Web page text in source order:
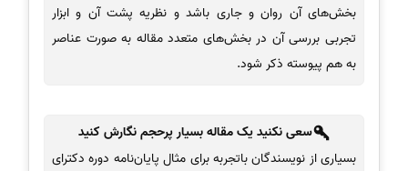
بخش‌های آن روان و جاری باشد و نظریه پشت آن و ابزار
تجربی بررسی آن در بخش‌های متعدد مقاله به صورت عناصر
به هم پیوسته ذکر شود.
سعی نکنید یک مقاله بسیار پرحجم نگارش کنید
بسیاری از نویسندگان باتجربه برای مثال پایان‌‌نامه دوره دکترای